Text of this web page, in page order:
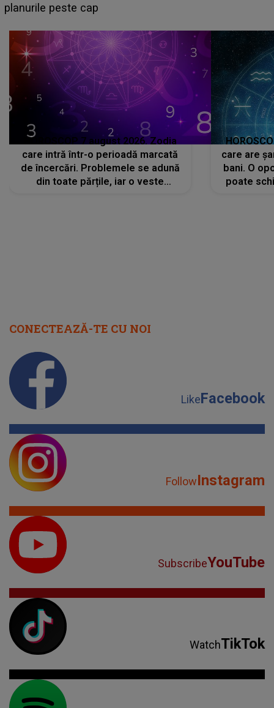
sa: "I-am spus și ei în față, eu nu te iubesc pentru
HOROSCOP 7 august 2026. Zodia
care intră într-o perioadă marcată
de încercări. Problemele se adună
din toate părțile, iar o veste
care are
bani. O
poate
CONECTEAZĂ-TE CU NOI
LikeFacebook
FollowInstagram
SubscribeYouTube
WatchTikTok